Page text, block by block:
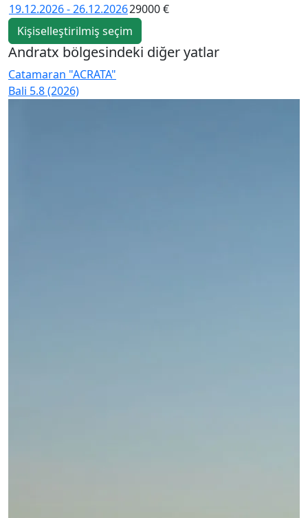
19.12.2026 - 26.12.202629000 €
Kişiselleştirilmiş seçim
Andratx bölgesindeki diğer yatlar
Catamaran "ACRATA"
Bali 5.8 (2026)